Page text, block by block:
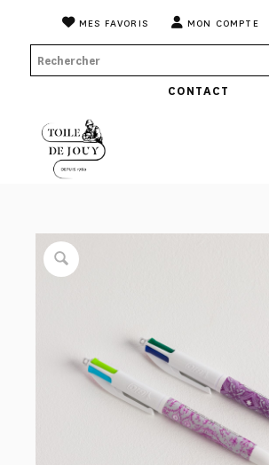
MES FAVORIS MON COMPTE
CONTACT